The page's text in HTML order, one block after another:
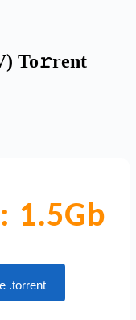
To𝚛rent
1.5Gb
.torrent